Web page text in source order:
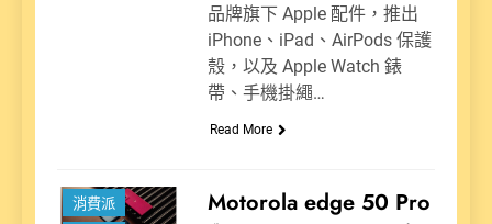
品牌旗下 Apple 配件，推出
iPhone、iPad、AirPods 保護
殼，以及 Apple Watch 錶
帶、手機掛繩…
Read More
消費派
Motorola edge 50 Pro